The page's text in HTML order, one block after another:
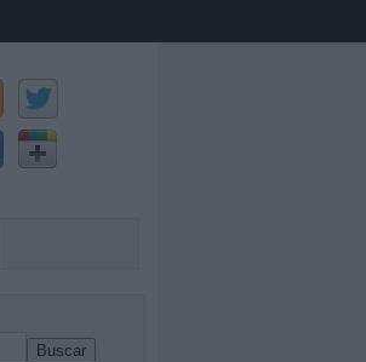
Buscar